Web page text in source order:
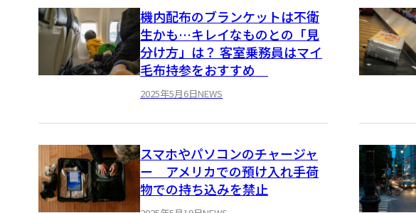
機内配布のブランケットは不衛
生かも…キレイなものとの「見
分け方」は？ 客室乗務員はマイ
毛布持参をおすすめ
2025年5月6日NEWS
スマホやパソコンのチャージャ
ー アメリカでの預け入れ手荷
物での持ち込みを禁止